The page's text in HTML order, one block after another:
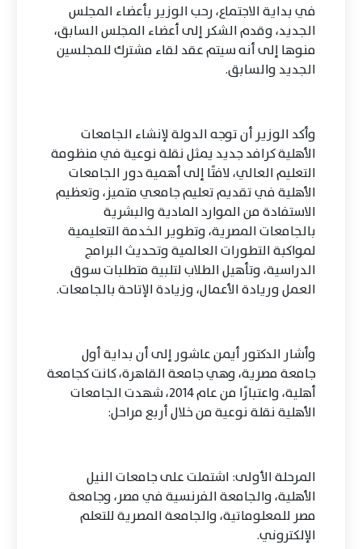
في بداية الاجتماع، رحب الوزير بأعضاء المجلس
الجديد، وقدم الشكر إلى أعضاء المجلس السابق،
منوها إلى أنه سيتم عقد لقاء مشترك للمجلسين
الجديد والسابق.
وأكد الوزير أن توجه الدولة لإنشاء الجامعات
الأهلية كرافد جديد يمثل نقلة نوعية في منظومة
التعليم العالي، لافتًا إلى أهمية دور الجامعات
الأهلية في تقديم تعليم جامعي متميز، وتعظيم
الاستفادة من الموارد المادية والبشرية
بالجامعات المصرية، وتطوير الخدمة التعليمية
لمواكبة التطورات العالمية وتحديث البرامج
الدراسية، وتأهيل الطلاب لتلبية متطلبات سوق
العمل وريادة الأعمال، وزيادة الإتاحة بالجامعات.
وأشار الدكتور أيمن عاشور إلى أن بداية أول
جامعة مصرية، وهي جامعة القاهرة، كانت كجامعة
أهلية، واعتبارًا من عام 2014، شهدت الجامعات
الأهلية نقلة نوعية من خلال أربع مراحل:
المرحلة الأولى: اشتملت على جامعات النيل
الأهلية، والجامعة الفرنسية في مصر، وجامعة
مصر للمعلوماتية، والجامعة المصرية للتعلم
الإلكتروني.